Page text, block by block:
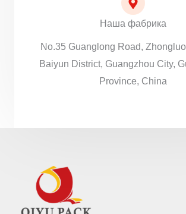
Наша фабрика
No.35 Guanglong Road,
Baiyun District, Guangzhou City,
Province, China